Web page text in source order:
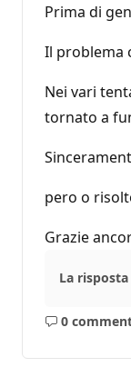
Prima di
Il problema
Nei vari
tornato a
pero o
Grazie
La
0